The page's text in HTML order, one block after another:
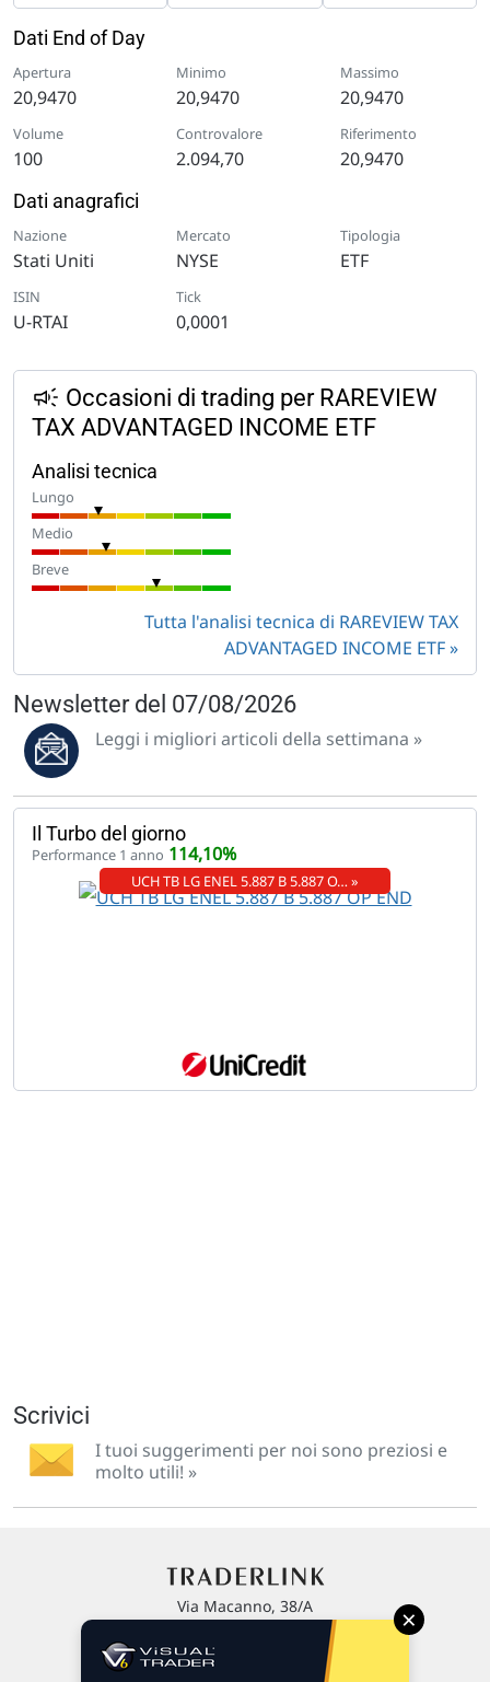
Dati End of Day
Apertura
20,9470
Minimo
20,9470
Massimo
20,9470
Volume
100
Controvalore
2.094,70
Riferimento
20,9470
Dati anagrafici
Nazione
Stati Uniti
Mercato
NYSE
Tipologia
ETF
ISIN
U-RTAI
Tick
0,0001
Occasioni di trading per RAREVIEW
TAX ADVANTAGED INCOME ETF
Analisi tecnica
Lungo
Medio
Breve
Tutta l'analisi tecnica di RAREVIEW TAX
ADVANTAGED INCOME ETF
Newsletter del 07/08/2026
Leggi i migliori articoli della settimana »
Il Turbo del giorno
Performance 1 anno 114,10%
UCH TB LG ENEL 5.887 B 5.887 O… »
Scrivici
I tuoi suggerimenti per noi sono preziosi e
molto utili! »
Via Macanno, 38/A
P.IVA 02 452 460 401
×